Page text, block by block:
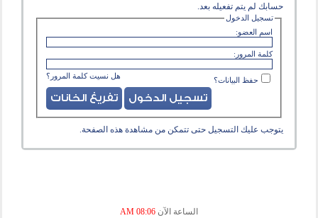
حسابك لم يتم تفعيله بعد.
تسجيل الدخول
اسم العضو:
كلمة المرور:
هل نسيت كلمة المرور؟ حفظ البيانات؟
يتوجب عليك التسجيل حتى تتمكن من مشاهدة هذه الصفحة.
الساعة الآن 08:06 AM